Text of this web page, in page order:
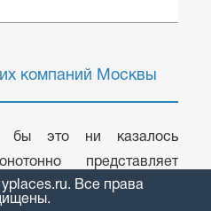
компаний Москвы
бы это ни казалось
представляет
куда входят Пик-
Все права